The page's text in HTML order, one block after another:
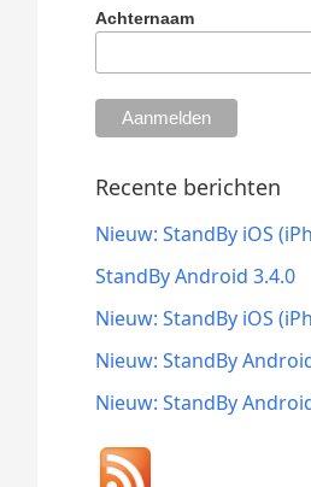
Achternaam
Recente berichten
Nieuw: StandBy iOS
StandBy Android 3.4.0
Nieuw: StandBy iOS
Nieuw: StandBy
Nieuw: StandBy